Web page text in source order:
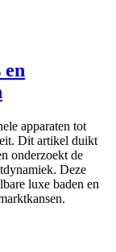
apparaten tot
Dit artikel duikt
onderzoekt de
Deze
luxe baden en